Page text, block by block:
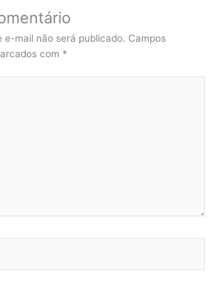
e-mail não será publicado. Campos
com *